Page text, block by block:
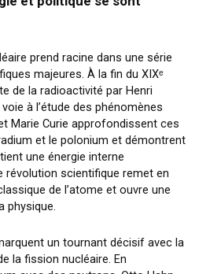
prend racine dans une série
majeures. À la fin du XIXᵉ
de la radioactivité par Henri
à l’étude des phénomènes
Marie Curie approfondissent ces
et le polonium et démontrent
une énergie interne
révolution scientifique remet en
de l’atome et ouvre une
physique.
un tournant décisif avec la
la fission nucléaire. En